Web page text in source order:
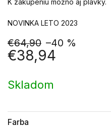
€64,90 –40 %
€38,94
cena:
Skladom
Farba
K zakúpeniu možno aj plavky.
NOVINKA LETO 2023